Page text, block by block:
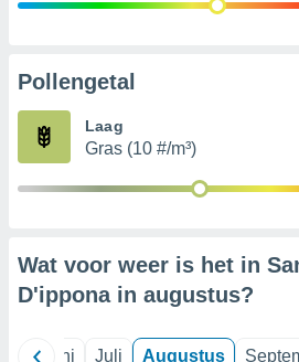
Pollengetal
Laag
Gras (10 #/m³)
Wat voor weer is het in
D'ippona in augustus?
Juni Juli Augustus